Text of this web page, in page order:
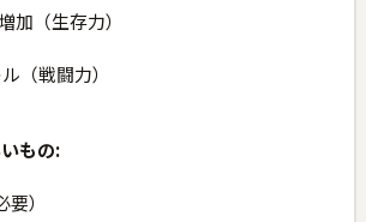
加（生存力）
（戦闘力）
もの:
）